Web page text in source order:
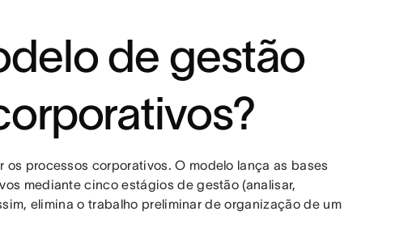
de gestão
processos corporativos. O modelo lança as bases
mediante cinco estágios de gestão (analisar,
elimina o trabalho preliminar de organização de um